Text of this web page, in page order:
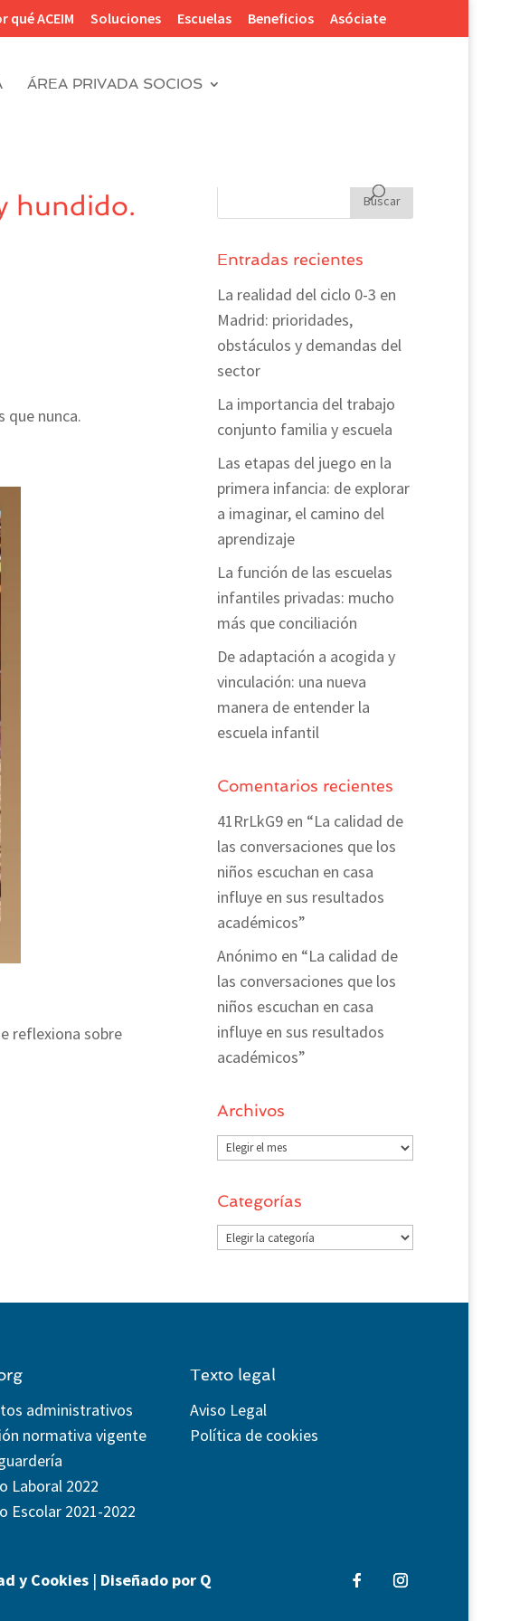
qué ACEIM Soluciones Escuelas Beneficios Asóciate
ÁREA PRIVADA SOCIOS
hundido.
que nunca.
reflexiona sobre
Entradas recientes
La realidad del ciclo 0-3 en
Madrid: prioridades,
obstáculos y demandas del
sector
La importancia del trabajo
conjunto familia y escuela
Las etapas del juego en la
primera infancia: de explorar
a imaginar, el camino del
aprendizaje
La función de las escuelas
infantiles privadas: mucho
más que conciliación
De adaptación a acogida y
vinculación: una nueva
manera de entender la
escuela infantil
Comentarios recientes
41RrLkG9en “La calidad de
las conversaciones que los
niños escuchan en casa
influye en sus resultados
académicos”
Anónimo en “La calidad de
las conversaciones que los
niños escuchan en casa
influye en sus resultados
académicos”
Archivos
Archivos
Categorías
Categorías
administrativos
normativa vigente
Laboral 2022
Escolar 2021-2022
Texto legal
Aviso Legal
Política de cookies
y Cookies| Diseñado por Q